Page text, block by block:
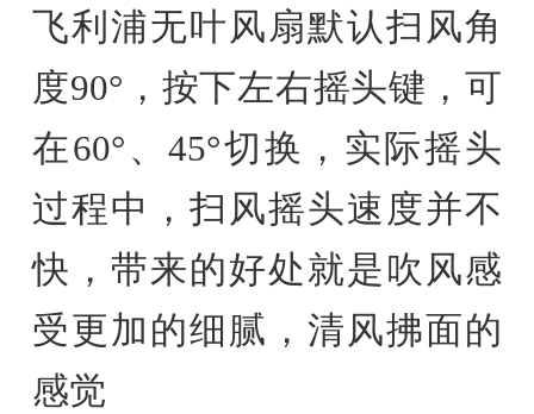
飞利浦无叶风扇默认扫风角
度90°，按下左右摇头键，可
在60°、45°切换，实际摇头
过程中，扫风摇头速度并不
快，带来的好处就是吹风感
受更加的细腻，清风拂面的
感觉